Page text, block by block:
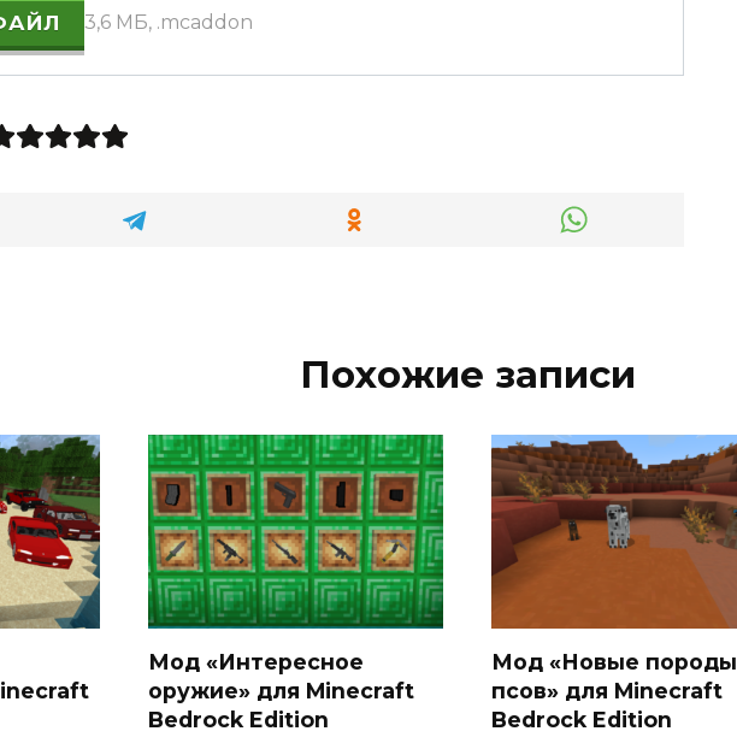
3,6 МБ, .mcaddon
Похожие записи
Мод «Интересное
оружие» для Minecraft
Bedrock Edition
Мод «Новые породы
псов» для Minecraft
Bedrock Edition